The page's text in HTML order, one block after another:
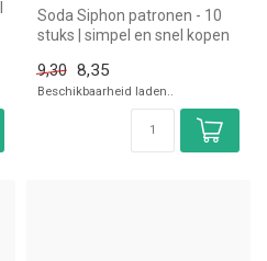
Soda Siphon patronen - 10
stuks | simpel en snel kopen
9,30 8,35
Beschikbaarheid laden..